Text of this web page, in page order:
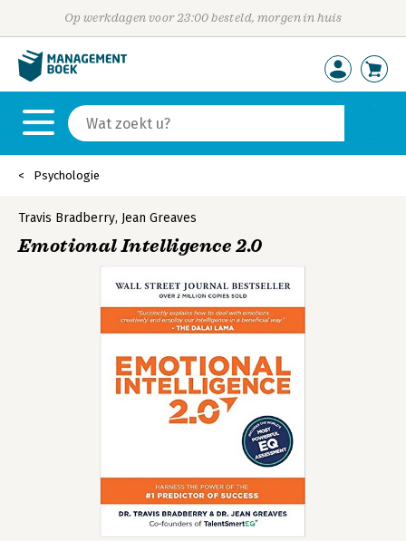
Op werkdagen voor 23:00 besteld, morgen in huis
Psychologie
Travis Bradberry, Jean Greaves
Emotional Intelligence 2.0